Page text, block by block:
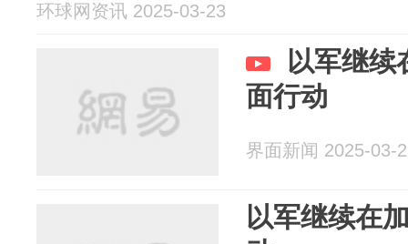
环球网资讯 2025-03-23
以军继续
面行动
界面新闻 2025-03-
以军继续在